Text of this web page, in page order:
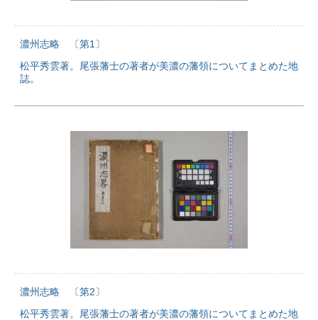
濃州志略 〔第1〕
松平秀雲著。尾張藩士の著者が美濃の藩領についてまとめた地
誌。
濃州志略 〔第2〕
松平秀雲著。尾張藩士の著者が美濃の藩領についてまとめた地